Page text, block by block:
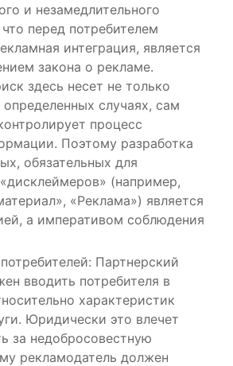
и незамедлительного
перед потребителем
интеграция, является
закона о рекламе.
здесь несет не только
определенных случаях, сам
процесс
Поэтому разработка
обязательных для
(например,
«Реклама») является
а императивом соблюдения
Партнерский
вводить потребителя в
характеристик
Юридически это влечет
за недобросовестную
рекламодатель должен